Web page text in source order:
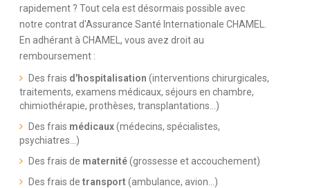
rapidement ? Tout cela est désormais possible avec
notre contrat d'Assurance Santé Internationale CHAMEL.
En adhérant à CHAMEL, vous avez droit au
remboursement :
Des frais d'hospitalisation (interventions chirurgicales,
traitements, examens médicaux, séjours en chambre,
chimiothérapie, prothèses, transplantations...)
Des frais médicaux(médecins, spécialistes,
psychiatres...)
Des frais de maternité(grossesse et accouchement)
Des frais de transport (ambulance, avion...)